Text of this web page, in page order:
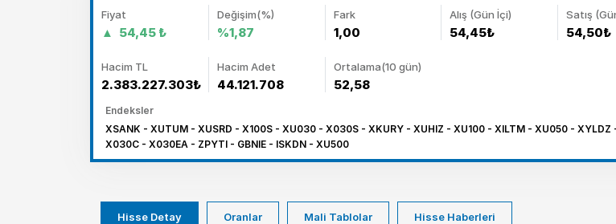
Fiyat
54,45 ₺
Değişim(%)
%1,87
Fark
1,00
Alış (Gün İçi)
54,45₺
Satış
54,50₺
Hacim TL
2.383.227.303₺
Hacim Adet
44.121.708
Ortalama(10 gün)
52,58
Endeksler
XSANK - XUTUM - XUSRD - X100S - XU030 - X030S - XKURY - XUHIZ - XU100 - XILTM - XU050 - XYLDZ
X030C - X030EA - ZPYTI - GBNIE - ISKDN - XU500
Hisse Detay Oranlar Mali Tablolar Hisse Haberleri